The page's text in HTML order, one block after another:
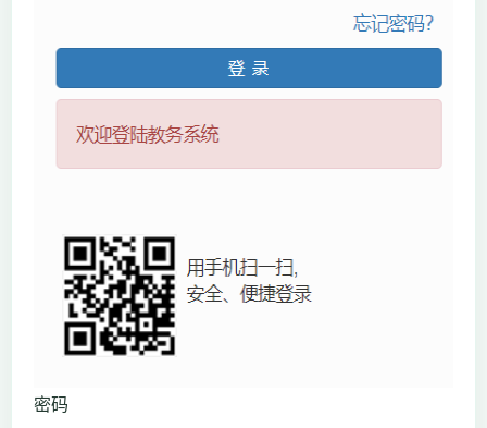
密码